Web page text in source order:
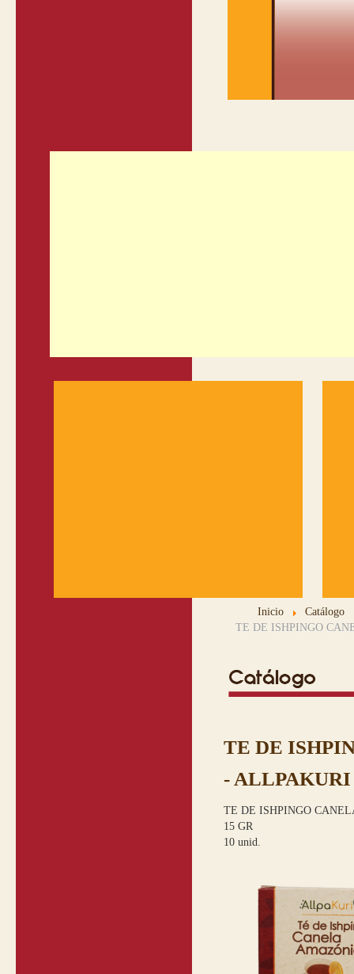
Inicio
Catálogo
TE DE ISHPINGO
TE DE
- ALLPAKURI
TE DE ISHPINGO
15 GR
10 unid.